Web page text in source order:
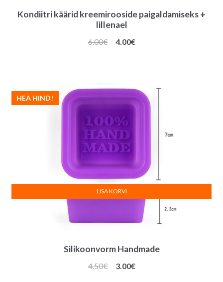
Kondiitri käärid kreemirooside paigaldamiseks +
lillenael
6.00€
Algne
4.00€Praegune
Silikoonvorm Handmade
HEA HIND!
4.50€
Algne
3.00€Praegune
LISA KORVI